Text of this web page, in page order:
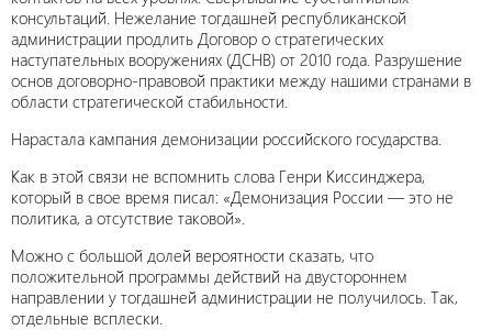
консультаций. Нежелание тогдашней республиканской
администрации продлить Договор о стратегических
наступательных вооружениях (ДСНВ) от 2010 года. Разрушение
основ договорно-правовой практики между нашими странами в
области стратегической стабильности.
Нарастала кампания демонизации российского государства.
Как в этой связи не вспомнить слова Генри Киссинджера,
который в свое время писал: «Демонизация России — это не
политика, а отсутствие таковой».
Можно с большой долей вероятности сказать, что
положительной программы действий на двустороннем
направлении у тогдашней администрации не получилось. Так,
отдельные всплески.